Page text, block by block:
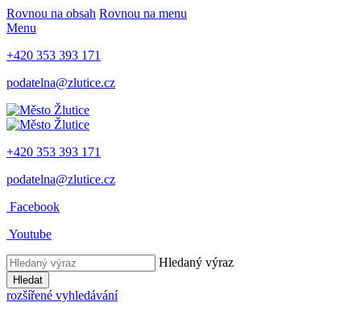
Rovnou na obsah Rovnou na menu
Menu
+420 353 393 171
podatelna@zlutice.cz
+420 353 393 171
podatelna@zlutice.cz
Facebook
Youtube
Hledaný výraz
Hledat
rozšířené vyhledávání